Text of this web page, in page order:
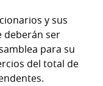
y sus
deberán ser
para su
del total de